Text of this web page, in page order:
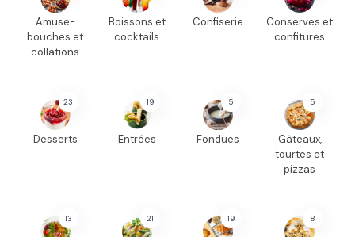
Amuse-
bouches et
collations
Boissons et
cocktails
Confiserie
Conserves et
confitures
23
Desserts
19
Entrées
5
Fondues
5
Gâteaux,
tourtes et
pizzas
13 21 19 8